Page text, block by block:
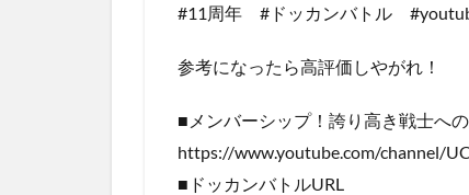
#11周年 #ドッカンバトル
参考になったら高評価しやがれ！
■メンバーシップ！誇り高き戦士へ
https://www.youtube.com/channel/
■ドッカンバトルURL